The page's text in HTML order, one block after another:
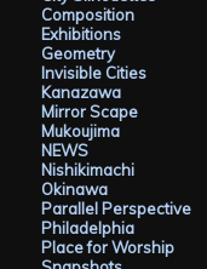
Composition
Exhibitions
Geometry
Invisible Cities
Kanazawa
Mirror Scape
Mukoujima
NEWS
Nishikimachi
Okinawa
Parallel Perspective
Philadelphia
Place for Worship